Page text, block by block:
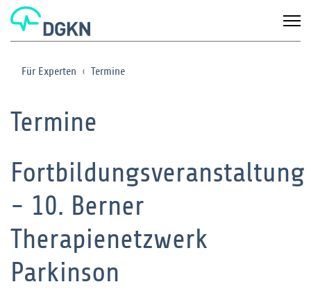
Für Experten Termine
Termine
Fortbildungsveranstaltung
- 10. Berner
Therapienetzwerk
Parkinson